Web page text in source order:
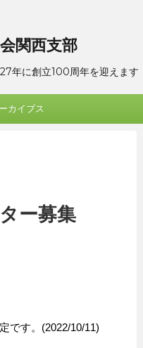
関西支部
年に創立100周年を迎えます
カイブス
ー募集
です。(2022/10/11)